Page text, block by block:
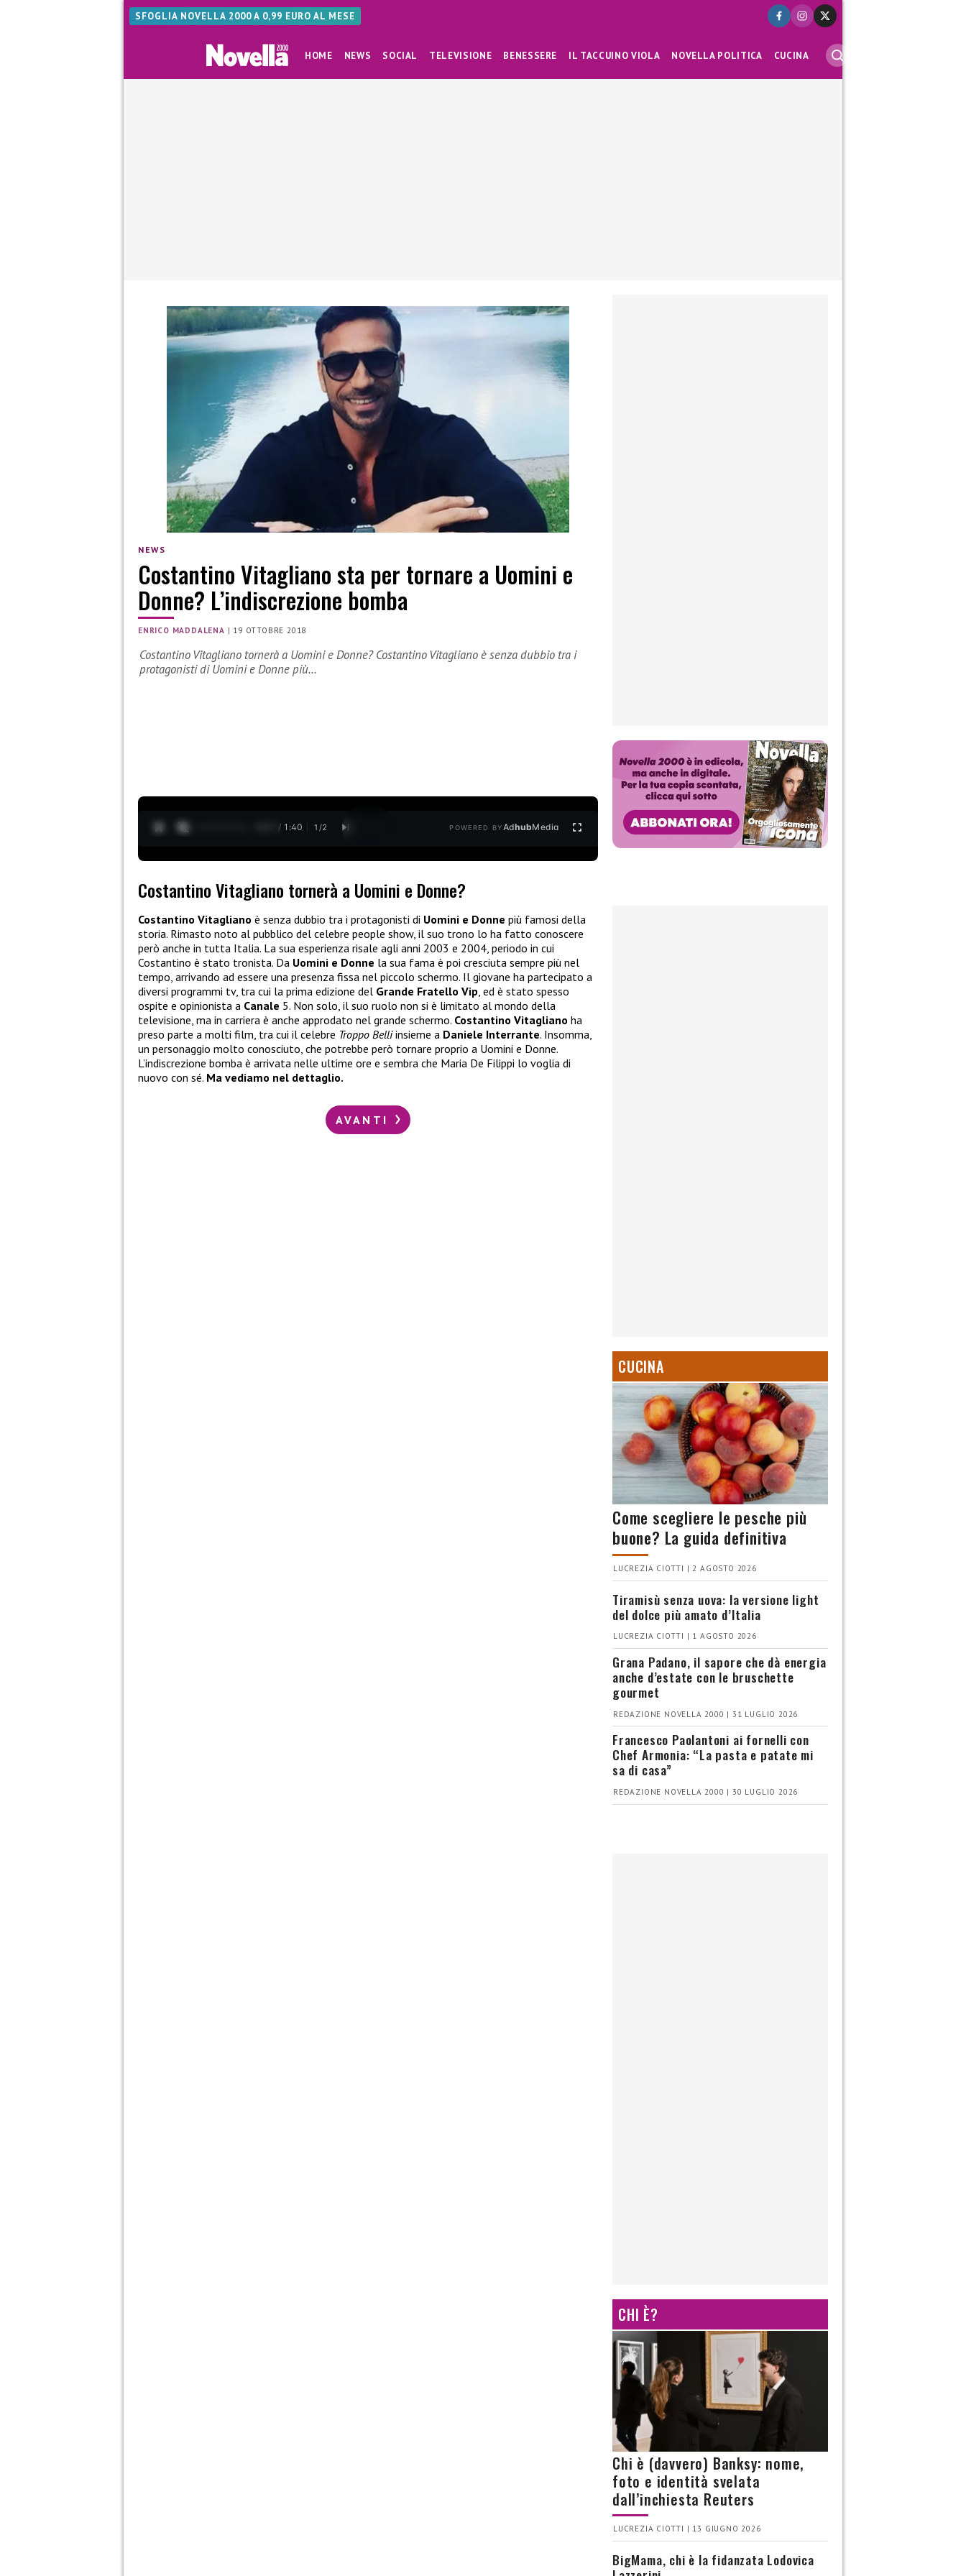
SFOGLIA NOVELLA 2000 A 0,99 EURO AL MESE
HOME NEWS SOCIAL TELEVISIONE BENESSERE IL TACCUINO VIOLA NOVELLA POLITICA CUCINA
NEWS
Costantino Vitagliano sta per tornare a Uomini e
Donne? L’indiscrezione bomba
ENRICO MADDALENA | 19 OTTOBRE 2018
Costantino Vitagliano tornerà a Uomini e Donne? Costantino Vitagliano è senza dubbio tra i
protagonisti di Uomini e Donne più…
0:28 / 1:40 1 /2 POWERED BYAdhubMedia
Costantino Vitagliano tornerà a Uomini e Donne?
Costantino Vitagliano è senza dubbio tra i protagonisti di Uomini e Donne più famosi della
storia. Rimasto noto al pubblico del celebre people show, il suo trono lo ha fatto conoscere
però anche in tutta Italia. La sua esperienza risale agli anni 2003 e 2004, periodo in cui
Costantino è stato tronista. Da Uomini e Donne la sua fama è poi cresciuta sempre più nel
tempo, arrivando ad essere una presenza fissa nel piccolo schermo. Il giovane ha partecipato a
diversi programmi tv, tra cui la prima edizione del Grande Fratello Vip, ed è stato spesso
ospite e opinionista a Canale 5. Non solo, il suo ruolo non si è limitato al mondo della
televisione, ma in carriera è anche approdato nel grande schermo. Costantino Vitagliano ha
preso parte a molti film, tra cui il celebre Troppo Belliinsieme a Daniele Interrante. Insomma,
un personaggio molto conosciuto, che potrebbe però tornare proprio a Uomini e Donne.
L’indiscrezione bomba è arrivata nelle ultime ore e sembra che Maria De Filippi lo voglia di
nuovo con sé. Ma vediamo nel dettaglio.
AVANTI
CUCINA
Come scegliere le pesche più
buone? La guida definitiva
LUCREZIA CIOTTI | 2 AGOSTO 2026
Tiramisù senza uova: la versione light
del dolce più amato d’Italia
LUCREZIA CIOTTI | 1 AGOSTO 2026
Grana Padano, il sapore che dà energia
anche d’estate con le bruschette
gourmet
REDAZIONE NOVELLA 2000 | 31 LUGLIO 2026
Francesco Paolantoni ai fornelli con
Chef Armonia: “La pasta e patate mi
sa di casa”
REDAZIONE NOVELLA 2000 | 30 LUGLIO 2026
CHI È?
Chi è (davvero) Banksy: nome,
foto e identità svelata
dall’inchiesta Reuters
LUCREZIA CIOTTI | 13 GIUGNO 2026
BigMama, chi è la fidanzata Lodovica